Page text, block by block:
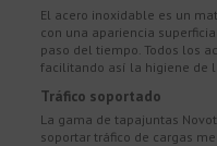
El acero inoxidable es un
con una apariencia
paso del tiempo. Todos los
facilitando así la higiene de
Tráfico soportado
La gama de tapajuntas
soportar tráfico de cargas